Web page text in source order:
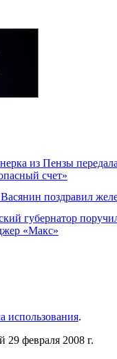
из Пензы
счет»
поздравил
губернатор
«Макс»
использования.
февраля 2008 г.